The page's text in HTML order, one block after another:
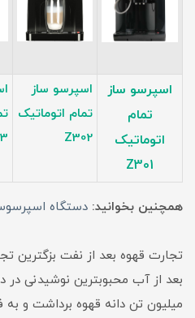
اسپرسو ساز
تمام
اتوماتیک
Z301
اسپرسو ساز
تمام اتوماتیک
Z302
همچنین بخوانید: دستگاه
تجارت قهوه بعد از نفت بزگترین
میلیون تن دانه قهوه برداشت و